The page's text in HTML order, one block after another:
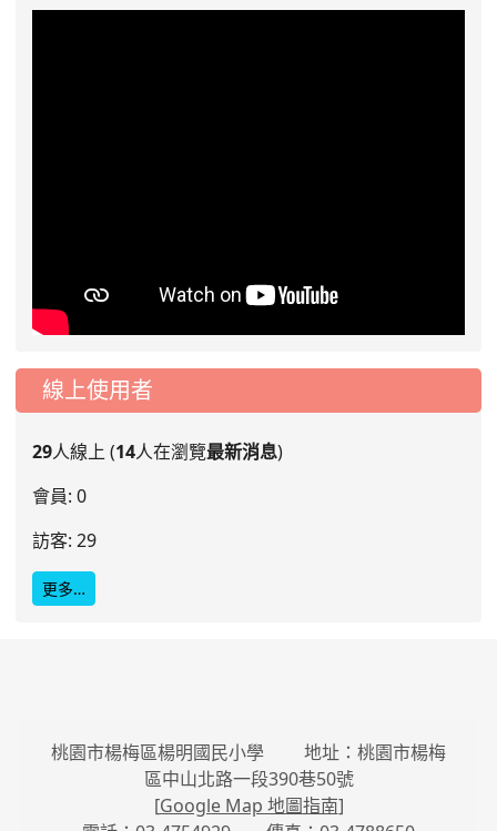
線上使用者
29人線上 (14人在瀏覽最新消息)
會員: 0
訪客: 29
更多…
桃園市楊梅區楊明國民小學 地址：桃園市楊梅
區中山北路一段390巷50號
[Google Map 地圖指南]